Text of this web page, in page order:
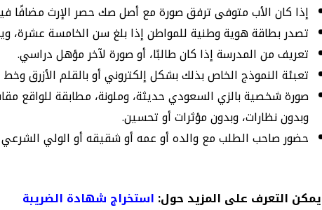
إذا كان الأب متوفى ترفق صورة مع أصل صك حصر الإرث مضافًا
تصدر بطاقة هوية وطنية للمواطن إذا بلغ سن الخامسة عشرة،
تعريف من المدرسة إذا كان طالبًا، أو صورة لآخر مؤهل دراسي.
تعبئة النموذج الخاص بذلك بشكل إلكتروني أو بالقلم
وبدون نظارات، وبدون مؤثرات أو تحسين.
حضور صاحب الطلب مع والده أو عمه أو شقيقه أو الولي
يمكن التعرف على المزيد حول: استخراج شهادة الضريبة​